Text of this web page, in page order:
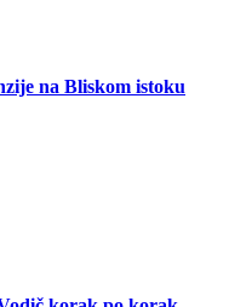
na Bliskom istoku